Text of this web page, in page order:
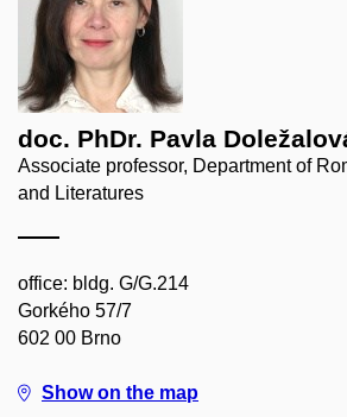
doc. PhDr. Pavla
Associate professor, Department of
and Literatures
office: bldg. G/G.214
Gorkého 57/7
602 00 Brno
Show on the map